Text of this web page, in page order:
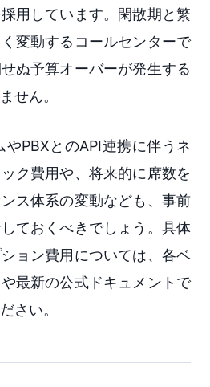
用しています。閑散期と繁
変動するコールセンターで
ぬ予算オーバーが発生する
せん。
やPBXとのAPI連携に伴うネ
ク費用や、将来的に席数を
ス体系の変動なども、事前
ておくべきでしょう。具体
ョン費用については、各ベ
最新の公式ドキュメントで
さい。